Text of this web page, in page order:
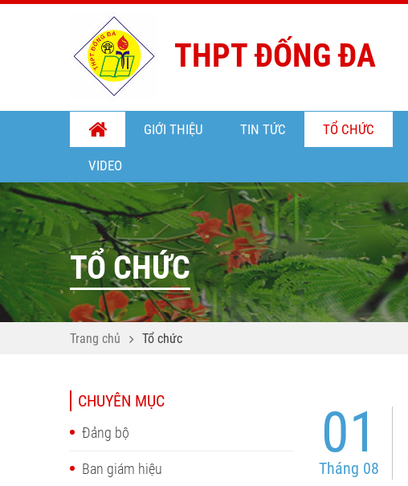
THPT ĐỐNG ĐA
GIỚI THIỆU TIN TỨC TỔ CHỨC
VIDEO
TỔ CHỨC
Trang chủ Tổ chức
CHUYÊN MỤC
Đảng bộ
Ban giám hiệu
01
Tháng 08